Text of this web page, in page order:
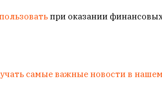
при оказании
самые важные новости в